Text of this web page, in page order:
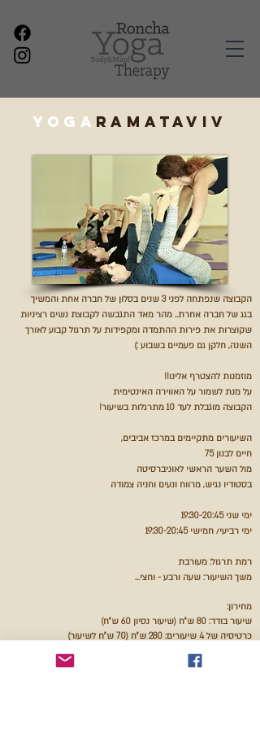
YOGA ramataviv
הקבוצה שנפתחה לפני 3 שנים בסלון של חברה אחת והמשיך
בגג של חברה אחרת.. מהר מאד התגבשה לקבוצת נשים רציניות
שקוצרות את פירות ההתמדה ומקפידות על תרגול קבוע לאורך
השנה, חלקן גם פעמיים בשבוע :)
מוזמנות להצטרף אלינו!!
על מנת לשמור על האווירה האינטימית
הקבוצה מוגבלת לעד 10 מתרגלות בשיעור!
השיעורים מתקיימים במרכז אביבים,
חיים לבנון 75
מול השער הראשי לאוניברסיטה
בסטודיו נגיש, מרווח ונעים וחניה צמודה
ימי שני 19:30-20:45
ימי רביעי/ חמישי 19:30-20:45
רמת תרגול: מעורבת
...משך השיעור: שעה ורבע - וחצי
מחירון:
שיעור בודד: 80 ש"ח (שיעור נסיון 60 ש"ח)
כרטיסיה של 4 שיעורים: 280 ש"ח (70 ש"ח לשיעור)